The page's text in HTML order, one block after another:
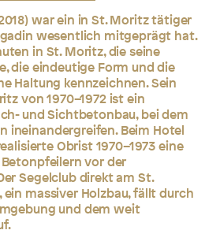
war ein in St. Moritz tätiger
wesentlich mitgeprägt hat.
in St. Moritz, die seine
die eindeutige Form und die
Haltung kennzeichnen. Sein
von 1970–1972 ist ein
und Sichtbetonbau, bei dem
ineinandergreifen. Beim Hotel
Obrist 1970–1973 eine
vor der
Segelclub direkt am St.
massiver Holzbau, fällt durch
und dem weit